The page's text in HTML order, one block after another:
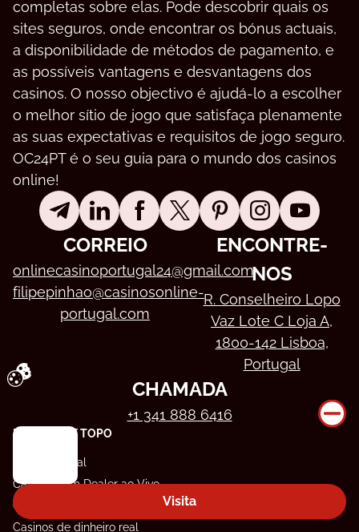
Visita
completas sobre elas. Pode descobrir quais os
sites seguros, onde encontrar os bónus actuais,
a disponibilidade de métodos de pagamento, e
as possíveis vantagens e desvantagens dos
casinos. O nosso objectivo é ajudá-lo a escolher
o melhor sítio de jogo que satisfaça plenamente
as suas expectativas e requisitos de jogo seguro.
OC24PT é o seu guia para o mundo dos casinos
online!
CORREIO
onlinecasinoportugal24@gmail.com
filipepinhao@casinosonline-
portugal.com
ENCONTRE-
NOS
R. Conselheiro Lopo
Vaz Lote C Loja A,
1800-142 Lisboa,
Portugal
CHAMADA
+1 341 888 6416
PÁGINAS DE TOPO
Casinos Legal
Casinos com Dealer ao Vivo
Casinos Novos
Casinos de dinheiro real